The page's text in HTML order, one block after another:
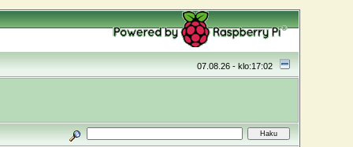
07.08.26 - klo:17:02